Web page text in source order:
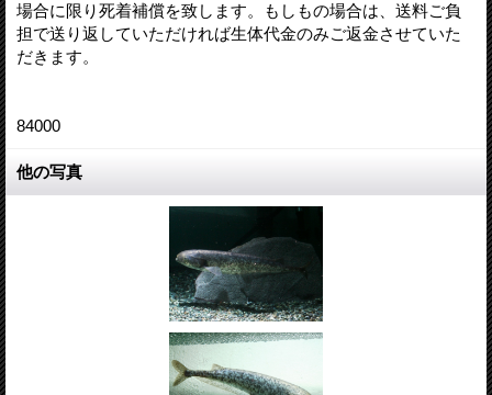
場合に限り死着補償を致します。もしもの場合は、送料ご負
担で送り返していただければ生体代金のみご返金させていた
だきます。
84000
他の写真